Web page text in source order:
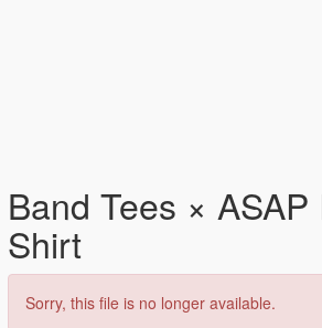
Band Tees × ASAP
Shirt
Sorry, this file is no longer available.